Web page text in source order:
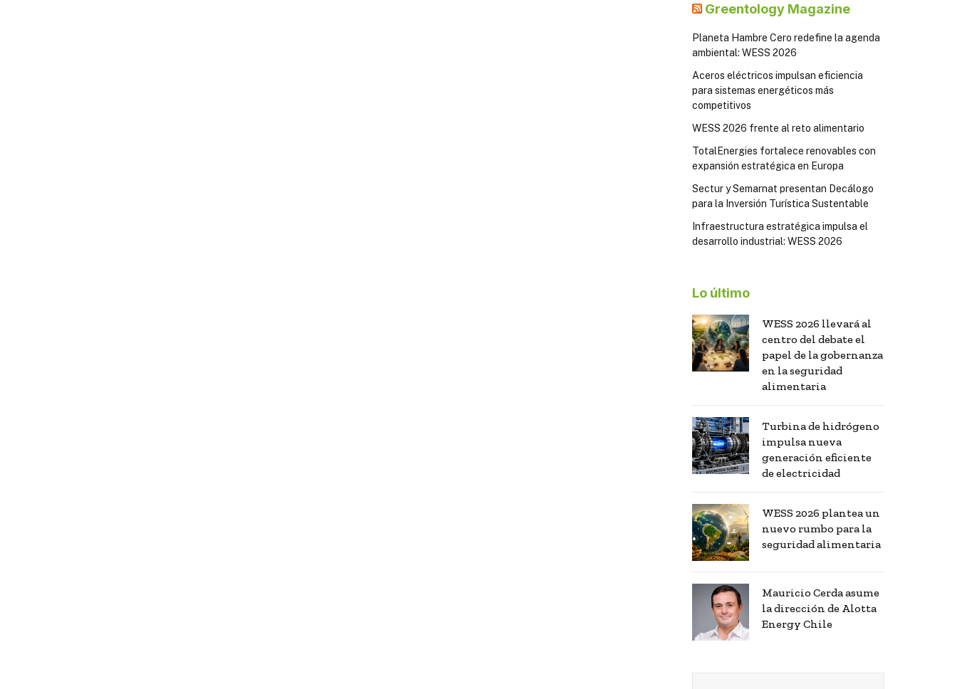
Greentology Magazine
Planeta Hambre Cero redefine la agenda
ambiental: WESS 2026
Aceros eléctricos impulsan eficiencia
para sistemas energéticos más
competitivos
WESS 2026 frente al reto alimentario
TotalEnergies fortalece renovables con
expansión estratégica en Europa
Sectur y Semarnat presentan Decálogo
para la Inversión Turística Sustentable
Infraestructura estratégica impulsa el
desarrollo industrial: WESS 2026
Lo último
WESS 2026 llevará al
centro del debate el
papel de la gobernanza
en la seguridad
alimentaria
Turbina de hidrógeno
impulsa nueva
generación eficiente
de electricidad
WESS 2026 plantea un
nuevo rumbo para la
seguridad alimentaria
Mauricio Cerda asume
la dirección de Alotta
Energy Chile